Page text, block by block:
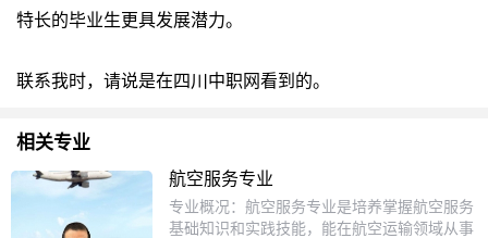
特长的毕业生更具发展潜力。
联系我时，请说是在四川中职网看到的。
相关专业
航空服务专业
专业概况：航空服务专业是培养掌握航空服务
基础知识和实践技能，能在航空运输领域从事